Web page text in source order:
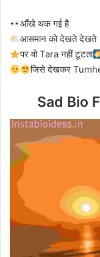
आँखे थक गई है
आसमान को देखते देखते
पर वो Tara नहीं टूटता
जिसे देखकर
Sad Bio